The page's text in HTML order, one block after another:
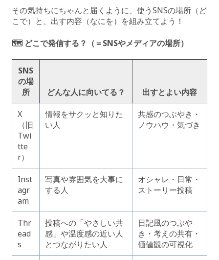
その気持ちにちゃんと届くように、使うSNSの場所（ど
こで）と、出す内容（なにを）を組み立てよう！
🗺️ どこで発信する？（＝SNSやメディアの場所）
SNS
の場
所
どんな人に向いてる？ 出すとよい内容
X
（旧
Twi
tte
r）
情報をサクッと知りた
い人
共感のつぶやき・
ノウハウ・気づき
Inst
agr
am
写真や雰囲気を大事に
する人
オシャレ・日常・
ストーリー投稿
Thr
ead
s
投稿への「やさしい共
感」や温度感の近い人
とつながりたい人
日記風のつぶや
き・考えの共有・
価値観の可視化